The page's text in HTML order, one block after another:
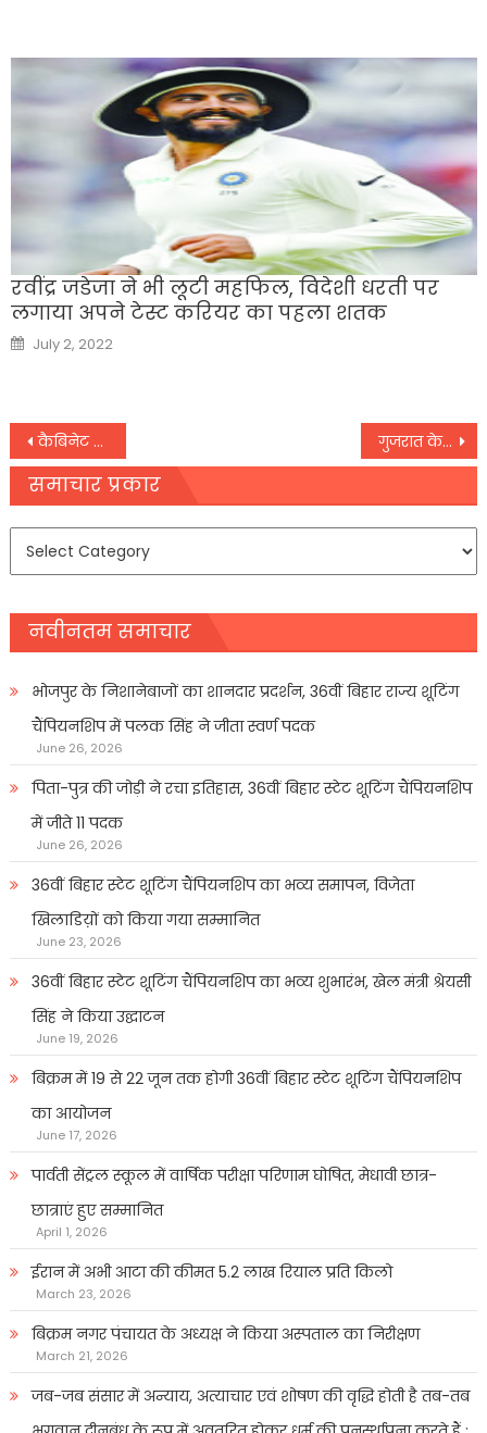
रवींद्र जडेजा ने भी लूटी महफिल, विदेशी धरती पर
लगाया अपने टेस्ट करियर का पहला शतक
Posted
on
July 2, 2022
Post
navigation
कैबिनेट PFRDA विधेयक में संशोधन पर जल्द कर सकती है विचार, गुजरात के नए सीएम भूपेंद्र पटेल को अमित शाह ने दी बधाई
समाचार प्रकार
समाचार
नवीनतम समाचार
भोजपुर के निशानेबाजों का शानदार प्रदर्शन, 36वीं बिहार राज्य शूटिंग
चैंपियनशिप में पलक सिंह ने जीता स्वर्ण पदक
June 26, 2026
पिता-पुत्र की जोड़ी ने रचा इतिहास, 36वीं बिहार स्टेट शूटिंग चैंपियनशिप
में जीते 11 पदक
June 26, 2026
36वीं बिहार स्टेट शूटिंग चैंपियनशिप का भव्य समापन, विजेता
खिलाडिय़ों को किया गया सम्मानित
June 23, 2026
36वीं बिहार स्टेट शूटिंग चैंपियनशिप का भव्य शुभारंभ, खेल मंत्री श्रेयसी
सिंह ने किया उद्घाटन
June 19, 2026
बिक्रम में 19 से 22 जून तक होगी 36वीं बिहार स्टेट शूटिंग चैंपियनशिप
का आयोजन
June 17, 2026
पार्वती सेंट्रल स्कूल में वार्षिक परीक्षा परिणाम घोषित, मेधावी छात्र-
छात्राएं हुए सम्मानित
April 1, 2026
ईरान में अभी आटा की कीमत 5.2 लाख रियाल प्रति किलो
March 23, 2026
बिक्रम नगर पंचायत के अध्यक्ष ने किया अस्पताल का निरीक्षण
March 21, 2026
जब-जब संसार में अन्याय, अत्याचार एवं शोषण की वृद्धि होती है तब-तब